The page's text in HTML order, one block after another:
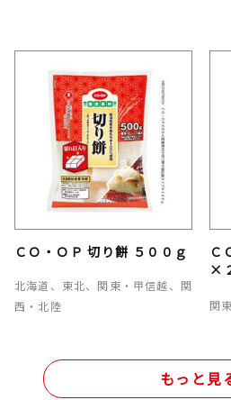
ＣＯ・ＯＰ 切り餅 ５００ｇ
北海道、東北、関東・甲信越、関
西・北陸
Ｃ
×
関
もっと見